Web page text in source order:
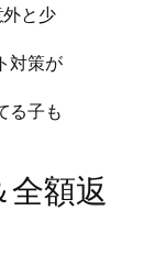
外と少
対策が
る子も
額返